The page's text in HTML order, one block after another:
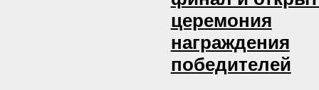
церемония
награждения
победителей